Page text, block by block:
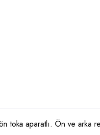
toka aparatlı. Ön ve arka